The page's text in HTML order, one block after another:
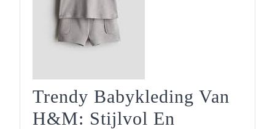
Trendy Babykleding Van
H&M: Stijlvol En